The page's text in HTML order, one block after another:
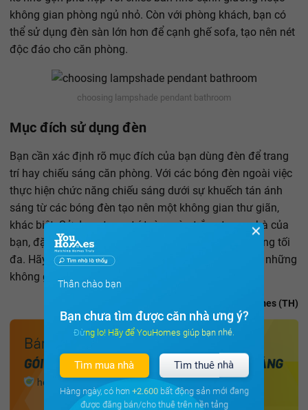
không gian phòng ngủ nhỏ. Còn với phòng khách, bạn có
thể sử dụng đèn sàn lớn hơn để cạnh ghế sofa, tạo nên nét
độc đáo cho căn phòng.
choosing lampshade pendant bathroom
Mục đích sử dụng đèn
Bạn cần xác định rõ mục đích của bạn dùng đèn để trang
trí hay chiếu sáng căn phòng. Với các bóng đèn ngoài việc
thực hiện chức năng chiếu sáng dưới sự khuếch tán ánh
sáng từ các bóng đèn tạo nên một không gian thư giãn,
khác biệt. Sử dụng trang trí toàn màu trắng trong nhà của
bạn, đặc biệt là trong chao đèn sẽ giúp bạn chiếu sáng tối
đa. Hãy cân nhắc sử dụng những màu sắc để tạo ra những
không gian riêng tư của bạn.
Theo Youhomes (TH)
✕
Thân chào bạn
Bạn chưa tìm được căn nhà ưng ý?
Đừng lo! Hãy để YouHomes giúp bạn nhé.
Tìm mua nhà Tìm thuê nhà
Hàng ngày, có hơn +2.600bất động sản mới đang
được đăng bán/cho thuê trên nền tảng